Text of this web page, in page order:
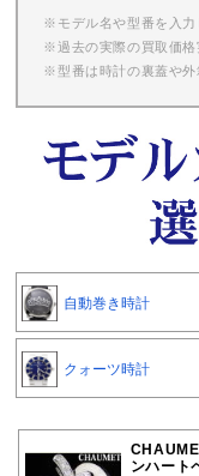
※モデル名や型番を入力
※過去の実際の買取価格
※型番は時計の裏蓋や外
自動巻き時計
クォーツ時計
ンハート